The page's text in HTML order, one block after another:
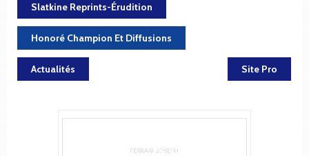
Slatkine Reprints-Érudition
Honoré Champion Et Diffusions
Actualités Site Pro